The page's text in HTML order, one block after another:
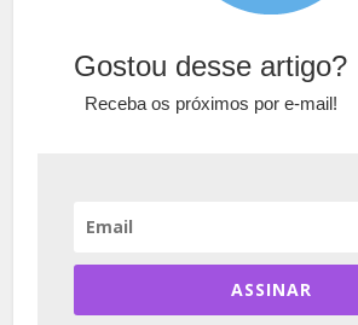
Gostou desse artigo?
Receba os próximos por e-mail!
ASSINAR